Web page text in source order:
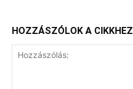
HOZZÁSZÓLOK A CIKKHEZ